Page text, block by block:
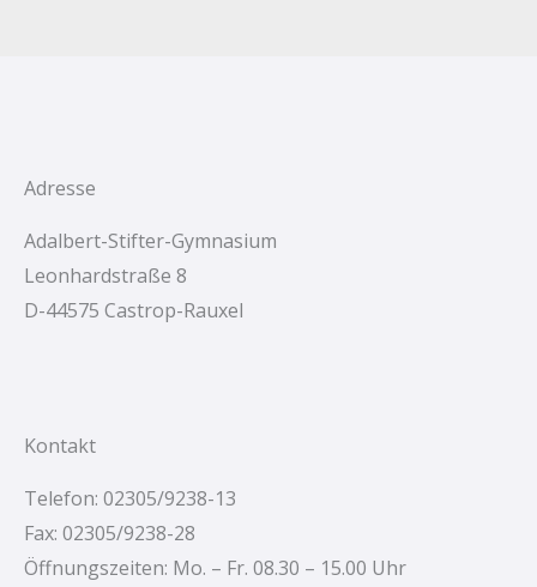
c
:
Adresse
Adalbert-Stifter-Gymnasium
Leonhardstraße 8
D-44575 Castrop-Rauxel
Kontakt
Telefon: 02305/9238-13
Fax: 02305/9238-28
Öffnungszeiten: Mo. – Fr. 08.30 – 15.00 Uhr